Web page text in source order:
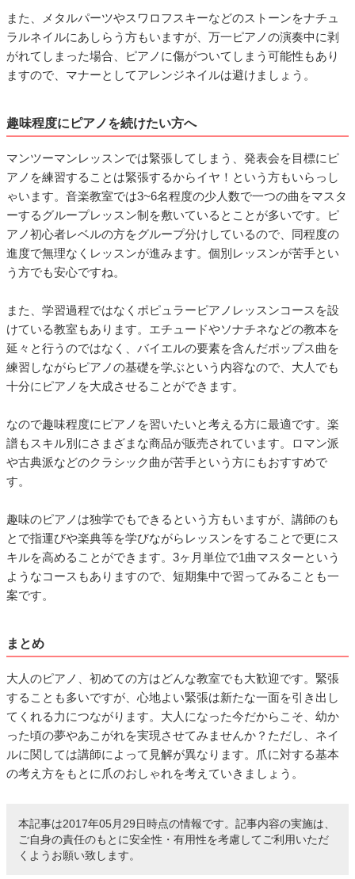
また、メタルパーツやスワロフスキーなどのストーンをナチュ
ラルネイルにあしらう方もいますが、万一ピアノの演奏中に剥
がれてしまった場合、ピアノに傷がついてしまう可能性もあり
ますので、マナーとしてアレンジネイルは避けましょう。
趣味程度にピアノを続けたい方へ
マンツーマンレッスンでは緊張してしまう、発表会を目標にピ
アノを練習することは緊張するからイヤ！という方もいらっし
ゃいます。音楽教室では3~6名程度の少人数で一つの曲をマスタ
ーするグループレッスン制を敷いているとことが多いです。ピ
アノ初心者レベルの方をグループ分けしているので、同程度の
進度で無理なくレッスンが進みます。個別レッスンが苦手とい
う方でも安心ですね。
また、学習過程ではなくポピュラーピアノレッスンコースを設
けている教室もあります。エチュードやソナチネなどの教本を
延々と行うのではなく、バイエルの要素を含んだポップス曲を
練習しながらピアノの基礎を学ぶという内容なので、大人でも
十分にピアノを大成させることができます。
なので趣味程度にピアノを習いたいと考える方に最適です。楽
譜もスキル別にさまざまな商品が販売されています。ロマン派
や古典派などのクラシック曲が苦手という方にもおすすめで
す。
趣味のピアノは独学でもできるという方もいますが、講師のも
とで指運びや楽典等を学びながらレッスンをすることで更にス
キルを高めることができます。3ヶ月単位で1曲マスターという
ようなコースもありますので、短期集中で習ってみることも一
案です。
まとめ
大人のピアノ、初めての方はどんな教室でも大歓迎です。緊張
することも多いですが、心地よい緊張は新たな一面を引き出し
てくれる力につながります。大人になった今だからこそ、幼か
った頃の夢やあこがれを実現させてみませんか？ただし、ネイ
ルに関しては講師によって見解が異なります。爪に対する基本
の考え方をもとに爪のおしゃれを考えていきましょう。
本記事は2017年05月29日時点の情報です。記事内容の実施は、
ご自身の責任のもとに安全性・有用性を考慮してご利用いただ
くようお願い致します。